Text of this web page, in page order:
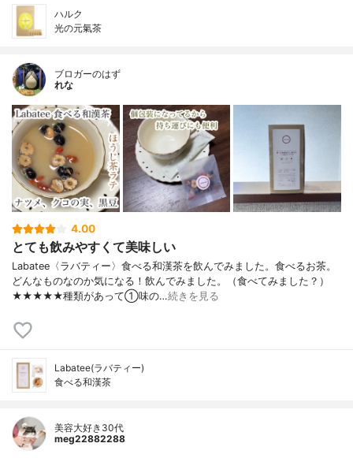
ハルク
光の元氣茶
ブロガーのはず
れな
4.00
とても飲みやすくて美味しい
Labatee〈ラバティー〉食べる和漢茶を飲んでみました。食べるお茶。
どんなものなのか気になる！飲んでみました。（食べてみました？）
★★★★★種類があって①味の…続きを見る
Labatee(ラバティー)
食べる和漢茶
美容大好き30代
meg22882288